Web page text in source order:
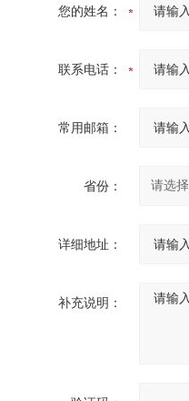
您的姓名：
联系电话：
常用邮箱：
省份：
详细地址：
补充说明：